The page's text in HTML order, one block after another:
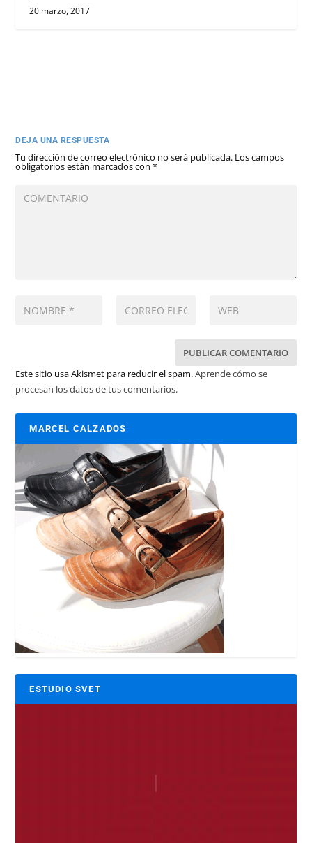
20 marzo, 2017
DEJA UNA RESPUESTA
Tu dirección de correo electrónico no será publicada. Los campos
obligatorios están marcados con*
Este sitio usa Akismet para reducir el spam.Aprende cómo se
procesan los datos de tus comentarios.
MARCEL CALZADOS
ESTUDIO SVET